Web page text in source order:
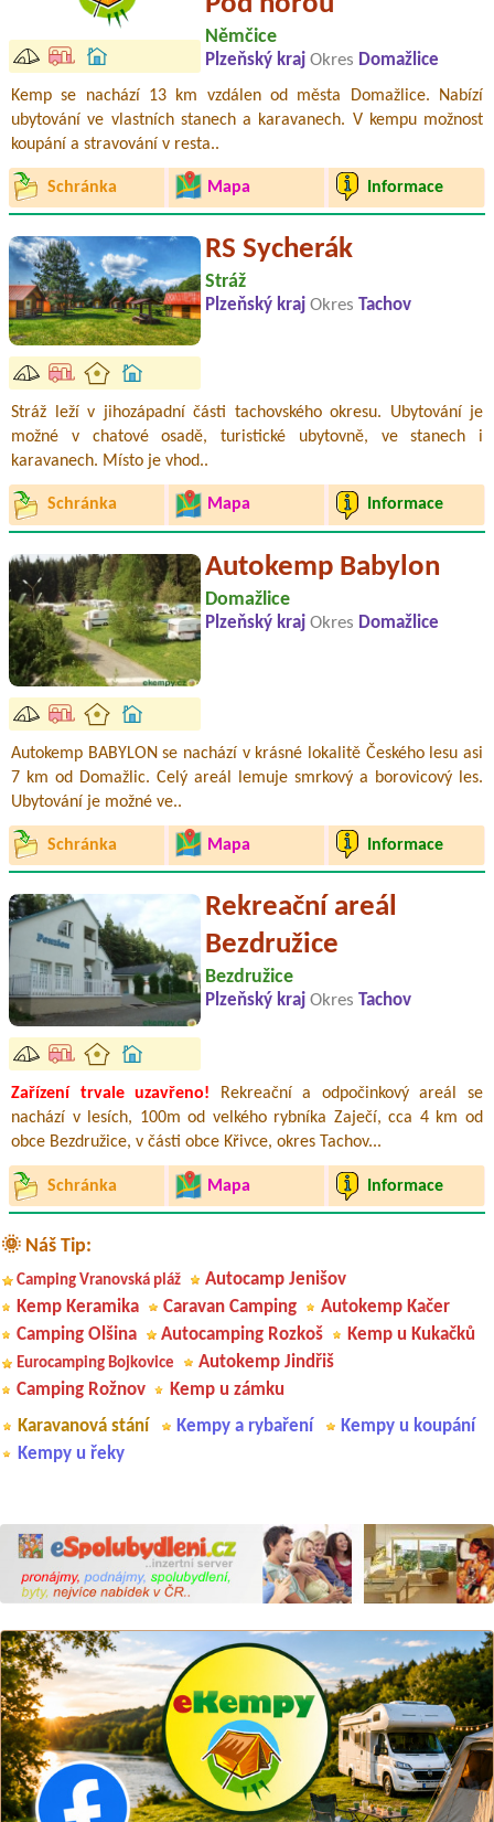
Němčice
Plzeňský kraj Okres Domažlice
Kemp se nachází 13 km vzdálen od města Domažlice. Nabízí
ubytování ve vlastních stanech a karavanech. V kempu možnost
koupání a stravování v resta..
Schránka Mapa Informace
RS Sycherák
Stráž
Plzeňský kraj Okres Tachov
Stráž leží v jihozápadní části tachovského okresu. Ubytování je
možné v chatové osadě, turistické ubytovně, ve stanech i
karavanech. Místo je vhod..
Schránka Mapa Informace
Autokemp Babylon
Domažlice
Plzeňský kraj Okres Domažlice
Autokemp BABYLON se nachází v krásné lokalitě Českého lesu asi
7 km od Domažlic. Celý areál lemuje smrkový a borovicový les.
Ubytování je možné ve..
Schránka Mapa Informace
Rekreační areál
Bezdružice
Bezdružice
Plzeňský kraj Okres Tachov
Zařízení trvale uzavřeno! Rekreační a odpočinkový areál se
nachází v lesích, 100m od velkého rybníka Zaječí, cca 4 km od
obce Bezdružice, v části obce Křivce, okres Tachov...
Schránka Mapa Informace
🌞 Náš Tip:
Camping Vranovská pláž
Autocamp Jenišov
Kemp Keramika
Caravan Camping
Autokemp Kačer
Camping Olšina
Autocamping Rozkoš Kemp u Kukačků
Eurocamping Bojkovice
Autokemp Jindřiš
Camping Rožnov
Kemp u zámku
Karavanová stání
Kempy a rybaření
Kempy u koupání
Kempy u řeky